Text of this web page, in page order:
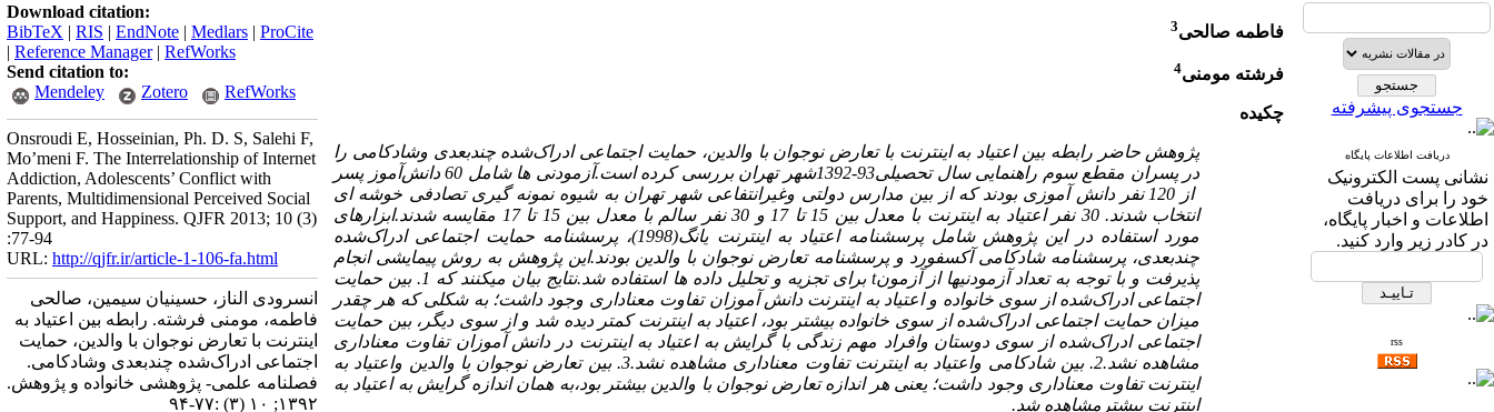
جستجوی پیشرفته
دریافت اطلاعات پایگاه
نشانی پست الکترونیک
خود را برای دریافت
اطلاعات و اخبار پایگاه،
در کادر زیر وارد کنید.
rss
فاطمه صالحی3
فرشته مومنی4
چکیده
پژوهش حاضر رابطه بین اعتیاد به اینترنت با تعارض نوجوان با والدین، حمایت اجتماعی ادراک‌شده چند‌بعدی وشادکامی را
در پسران مقطع سوم راهنمایی سال تحصیلی93-1392شهر تهران بررسی کرده است.آزمودنی ها شامل 60 دانش‌آموز پسر
از 120 نفر دانش ­آموزی بودند که از بین مدارس دولتی وغیرانتفاعی شهر تهران به شیوه نمونه­ گیری تصادفی خوشه ­ای
انتخاب شدند. 30 نفر اعتیاد به اینترنت با معدل بین 15 تا 17 و 30 نفر سالم با معدل بین 15 تا 17 مقایسه شدند.ابزارهای
مورد استفاده در این پژوهش شاملپرسشنامه
اعتیاد به اینترنت یانگ(1998)، پرسشنامه حمایت اجتماعی ادراک‌شده
چند‌بعدی، پرسشنامه شادکامی آکسفورد و پرسشنامه تعارض نوجوان با والدین بودند.این پژوهش به روش پیمایشی انجام
پذیرفت و با توجه به تعداد آزمودنیها از آزمونt
برای تجزیه و تحلیل داده­ ها استفاده شد.نتایج بیان می­کنند که 1. بین حمایت
اجتماعی ادراک‌شده از سوی خانواده و اعتیاد به اینترنت دانش ­آموزان تفاوت معناداری وجود داشت؛ به شکلی که هر چقدر
میزان حمایت اجتماعی ادراک‌شده از سوی خانواده بیشتر بود، اعتیاد به اینترنت کمتر دیده شد و از سوی دیگر، بین حمایت
اجتماعی ادراک‌شده از سوی دوستان وافراد مهم زندگی با گرایش به اعتیاد به اینترنت در دانش ­آموزان تفاوت معناداری
مشاهده نشد.2. بین شادکامی واعتیاد به اینترنت تفاوت معناداری مشاهده نشد.3. بین تعارض نوجوان با والدین واعتیاد به
اینترنت تفاوت معناداری وجود داشت؛ یعنی هر اندازه تعارض نوجوان با والدین بیشتر بود،به همان اندازه گرایش به اعتیاد به
اینترنت بیشترمشاهده شد.
Download citation:
BibTeX | RIS | EndNote | Medlars | ProCite
| Reference Manager| RefWorks
Send citation to:
Mendeley
Zotero RefWorks
Onsroudi E, Hosseinian, Ph. D. S, Salehi F,
Mo’meni F. The Interrelationship of Internet
Addiction, Adolescents’ Conflict with
Parents, Multidimensional Perceived Social
Support, and Happiness. QJFR 2013; 10 (3)
:77-94
URL: http://qjfr.ir/article-1-106-fa.html
انسرودی الناز، حسینیان سیمین، صالحی
فاطمه، مومنی فرشته. رابطه بین اعتیاد به
اینترنت با تعارض نوجوان با والدین، حمایت
اجتماعی ادراک‌شده چند‌بعدی وشادکامی.
فصلنامه علمی- پژوهشی خانواده و پژوهش.
۱۳۹۲; ۱۰ (۳) :۷۷-۹۴